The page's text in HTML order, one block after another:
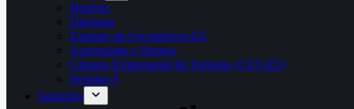
História
Diretoria
Estatuto da Fecomércio-ES
Assessorias e Setores
Câmara Empresarial de Turismo (CET-ES)
Semana S
Soluções